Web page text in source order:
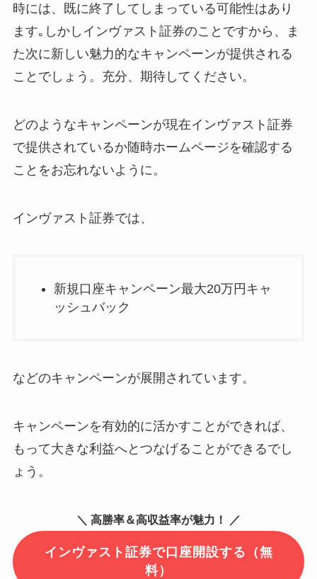
時には、既に終了してしまっている可能性はあり
ます｡しかしインヴァスト証券のことですから、ま
た次に新しい魅力的なキャンペーンが提供される
ことでしょう。充分、期待してください。
どのようなキャンペーンが現在インヴァスト証券
で提供されているか随時ホームページを確認する
ことをお忘れないように。
インヴァスト証券では、
新規口座キャンペーン最大20万円キャ
ッシュバック
などのキャンペーンが展開されています。
キャンペーンを有効的に活かすことができれば、
もって大きな利益へとつなげることができるでし
ょう。
＼ 高勝率＆高収益率が魅力！ ／
インヴァスト証券で口座開設する（無
料）